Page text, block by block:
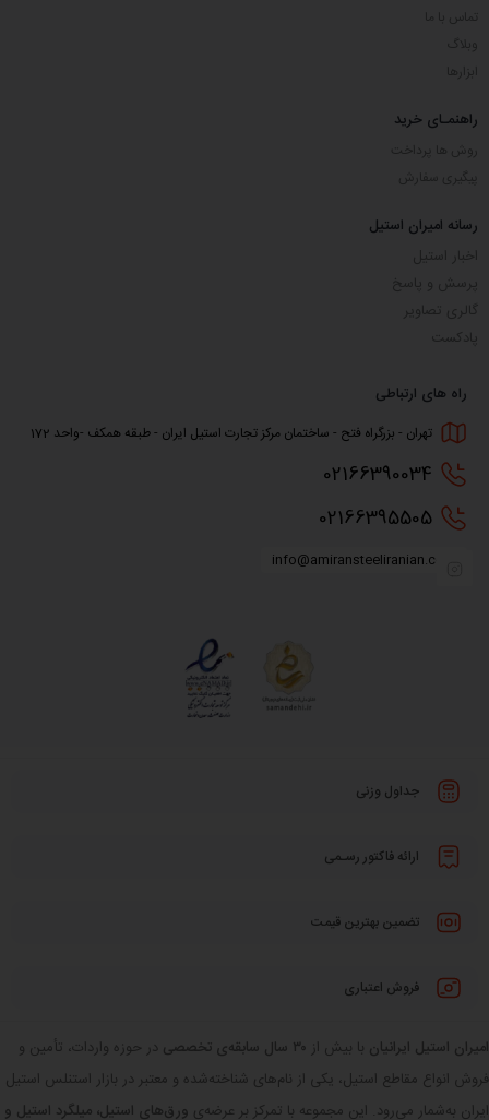
راهنمـای خرید
رسانه امیران استیل
راه های ارتباطی
تهران - بزرگراه فتح - ساختمان مرکز تجارت استیل ایران - طبقه همکف -واحد 172
02166390034
02166395505
info@amiransteeliranian.com
جداول وزنی
ارائه فاکتور رسـمی
تضمین بهترین قیمت
فروش اعتباری
امیران استیل ایرانیان با بیش از ۳۰ سال سابقه‌ی تخصصی
در حوزه واردات، تأمین و
فروش انواع مقاطع استیل، یکی از نام‌های شناخته‌شده و معتبر در بازار استنلس استیل
ایران به‌شمار می‌رود. این مجموعه با تمرکز بر عرضه‌ی ورق‌های استیل، میلگرد استیل و